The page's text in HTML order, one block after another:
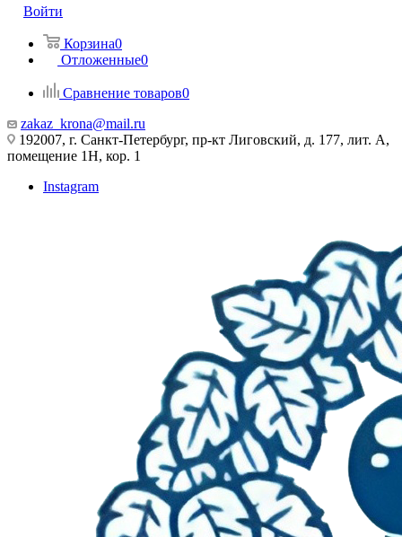
Войти
Корзина0
Отложенные0
Сравнение товаров0
zakaz_krona@mail.ru
192007, г. Санкт-Петербург, пр-кт Лиговский, д. 177, лит. А,
помещение 1Н, кор. 1
Instagram